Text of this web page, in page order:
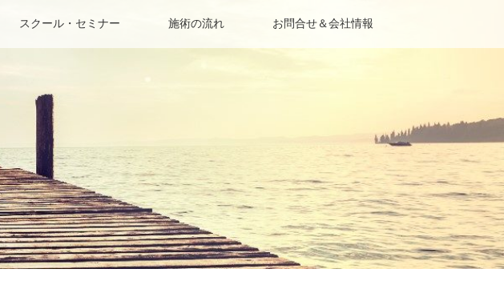
スクール・セミナー 施術の流れ お問合せ＆会社情報